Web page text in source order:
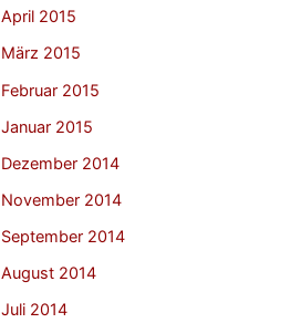
April 2015
März 2015
Februar 2015
Januar 2015
Dezember 2014
November 2014
September 2014
August 2014
Juli 2014